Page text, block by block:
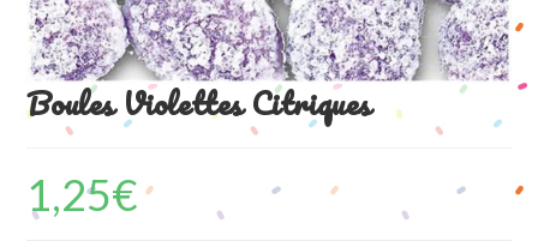
Boules Violettes Citriques
1,25€